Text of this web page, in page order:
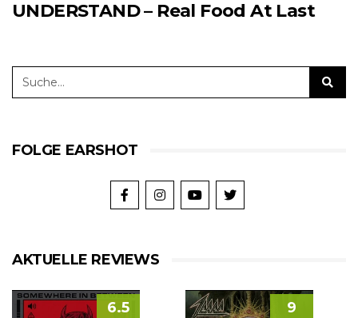
UNDERSTAND – Real Food At Last
FOLGE EARSHOT
AKTUELLE REVIEWS
6.5 9